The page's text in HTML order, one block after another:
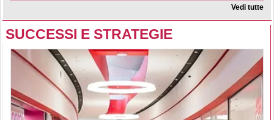
Vedi tutte
SUCCESSI E STRATEGIE